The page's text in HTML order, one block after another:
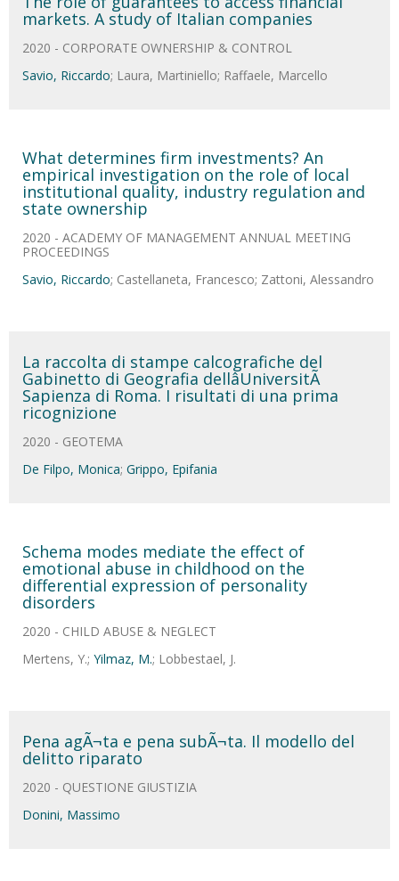
markets. A study of Italian companies
2020 - CORPORATE OWNERSHIP & CONTROL
Savio, Riccardo; Laura, Martiniello; Raffaele, Marcello
What determines firm investments? An
empirical investigation on the role of local
institutional quality, industry regulation and
state ownership
2020 - ACADEMY OF MANAGEMENT ANNUAL MEETING
PROCEEDINGS
Savio, Riccardo; Castellaneta, Francesco; Zattoni, Alessandro
La raccolta di stampe calcografiche del
Gabinetto di Geografia dellâUniversitÃ
Sapienza di Roma. I risultati di una prima
ricognizione
2020 - GEOTEMA
De Filpo, Monica; Grippo, Epifania
Schema modes mediate the effect of
emotional abuse in childhood on the
differential expression of personality
disorders
2020 - CHILD ABUSE & NEGLECT
Mertens, Y.; Yilmaz, M.; Lobbestael, J.
Pena agÃ¬ta e pena subÃ¬ta. Il modello del
delitto riparato
2020 - QUESTIONE GIUSTIZIA
Donini, Massimo